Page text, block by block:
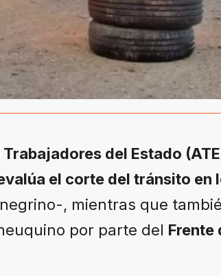
del Estado
el corte del tránsito en
, mientras que
por parte del Frente